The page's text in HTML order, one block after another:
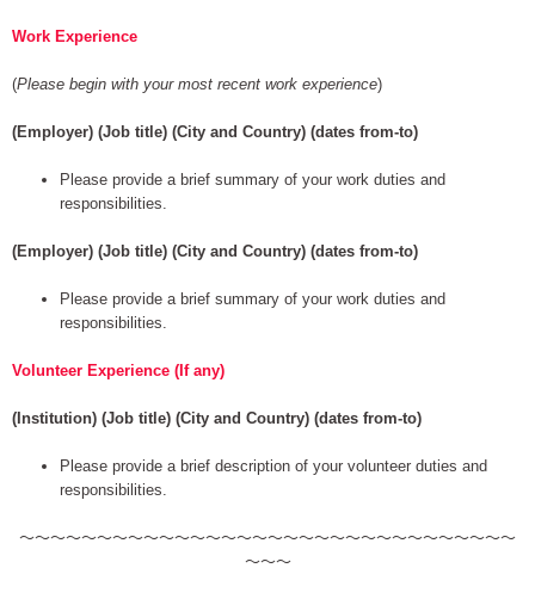
Work Experience
(Please begin with your most recent work experience)
(Employer) (Job title) (City and Country) (dates from-to)
Please provide a brief summary of your work duties and
responsibilities.
(Employer) (Job title) (City and Country) (dates from-to)
Please provide a brief summary of your work duties and
responsibilities.
Volunteer Experience (If any)
(Institution) (Job title) (City and Country) (dates from-to)
Please provide a brief description of your volunteer duties and
responsibilities.
～～～～～～～～～～～～～～～～～～～～～～～～～～～～～～～～
～～～